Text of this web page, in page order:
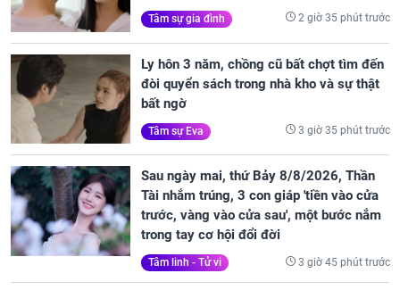
Tâm sự gia đình 2 giờ 35 phút trước
Ly hôn 3 năm, chồng cũ bất chợt tìm đến
đòi quyển sách trong nhà kho và sự thật
bất ngờ
Tâm sự Eva 3 giờ 35 phút trước
Sau ngày mai, thứ Bảy 8/8/2026, Thần
Tài nhắm trúng, 3 con giáp 'tiền vào cửa
trước, vàng vào cửa sau', một bước nắm
trong tay cơ hội đổi đời
Tâm linh - Tử vi 3 giờ 45 phút trước